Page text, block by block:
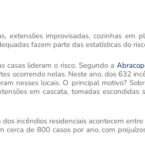
extensões improvisadas, cozinhas em
fazem parte das estatísticas do
casas lideram o risco. Segundo a
ocorrendo nelas. Neste ano, dos 632
nesses locais. O principal motivo?
em cascata, tomadas escondidas
incêndios residenciais acontecem
cerca de 800 casos por ano, com